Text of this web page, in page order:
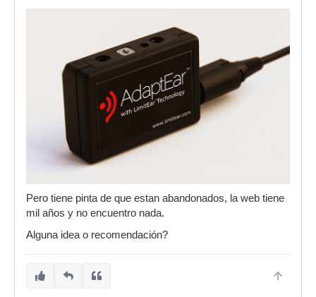
Pero tiene pinta de que estan abandonados, la web tiene
mil años y no encuentro nada.
Alguna idea o recomendación?